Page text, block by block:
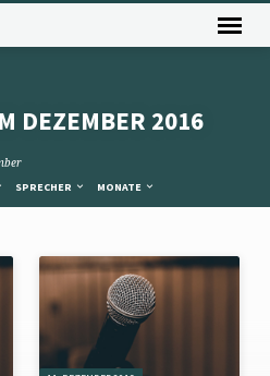
DEZEMBER 2016
SPRECHER MONATE